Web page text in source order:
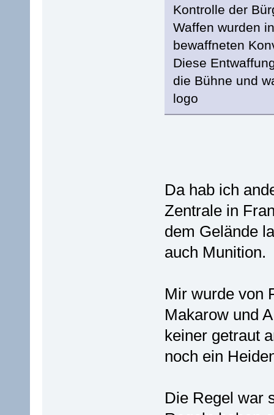
Kontrolle der
Waffen wurden
bewaffneten
Diese
die Bühne und
logo
Da hab ich
Zentrale in
dem Gelände
auch Munition.
Mir wurde von
Makarow und
keiner getraut
noch ein
Die Regel war